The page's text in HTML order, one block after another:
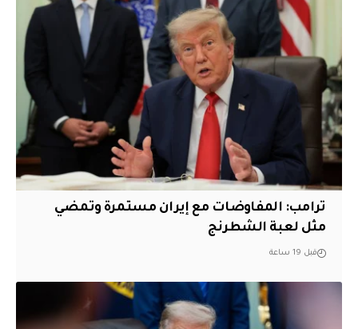
‏ترامب: المفاوضات مع إيران مستمرة وتمضي
مثل لعبة الشطرنج
قبل 19 ساعة